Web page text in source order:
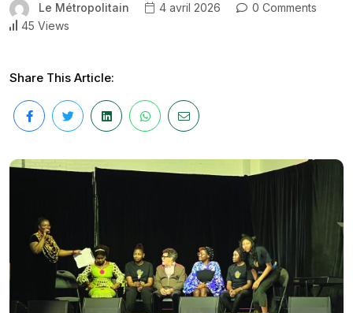
Le Métropolitain 4 avril 2026
0 Comments
45 Views
Share This Article: